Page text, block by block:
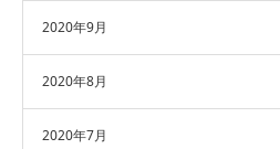
2020年9月
2020年8月
2020年7月